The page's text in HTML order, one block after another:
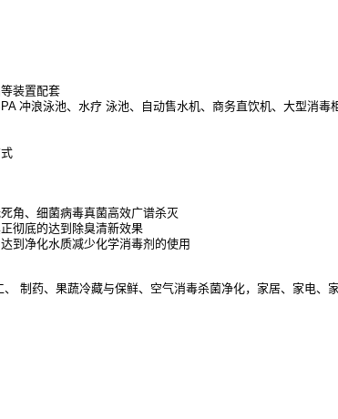
装置配套
冲浪泳池、水疗 泳池、自动售水机、商务直饮机、大型消毒
角、细菌病毒真菌高效广谱杀灭
彻底的达到除臭清新效果
到净化水质减少化学消毒剂的使用
制药、果蔬冷藏与保鲜、空气消毒杀菌净化，家居、家电